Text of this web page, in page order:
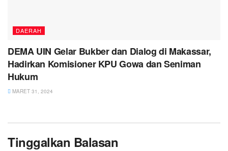
DAERAH
DEMA UIN Gelar Bukber dan Dialog di Makassar,
Hadirkan Komisioner KPU Gowa dan Seniman
Hukum
MARET 31, 2024
Tinggalkan Balasan